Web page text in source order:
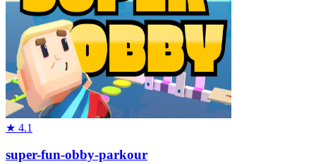
★ 4.1
super-fun-obby-parkour